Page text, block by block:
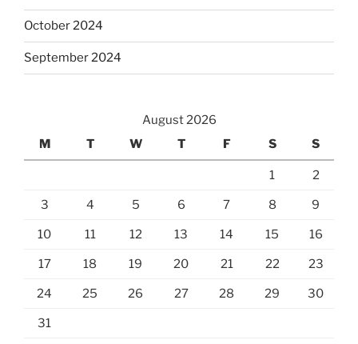
October 2024
September 2024
August 2026
M
T W T F S S
1 2
3 4 5 6 7 8 9
10 11 12 13 14 15 16
17 18 19 20 21 22 23
24 25 26 27 28 29 30
31